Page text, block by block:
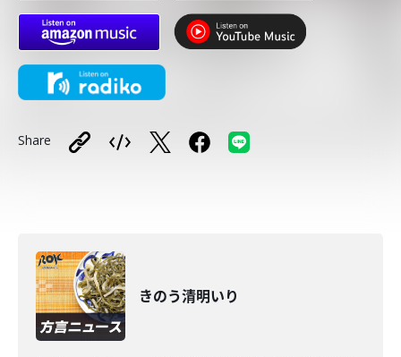
Share
きのう清明いり